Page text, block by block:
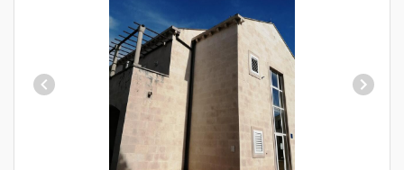
Previous Next